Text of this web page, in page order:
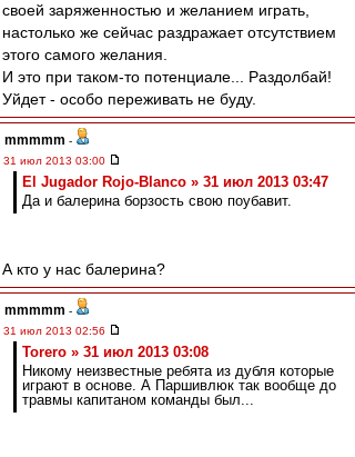
своей заряженностью и желанием играть,
настолько же сейчас раздражает отсутствием
этого самого желания.
И это при таком-то потенциале... Раздолбай!
Уйдет - особо переживать не буду.
mmmmm -
31 июл 2013 03:00
El Jugador Rojo-Blanco » 31 июл 2013 03:47
Да и балерина борзость свою поубавит.
А кто у нас балерина?
mmmmm -
31 июл 2013 02:56
Torero » 31 июл 2013 03:08
Никому неизвестные ребята из дубля которые
играют в основе. А Паршивлюк так вообще до
травмы капитаном команды был...